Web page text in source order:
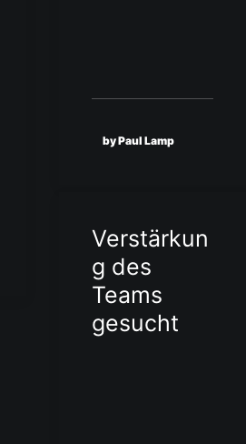
by Paul Lamp
Verstärkun
g des
Teams
gesucht